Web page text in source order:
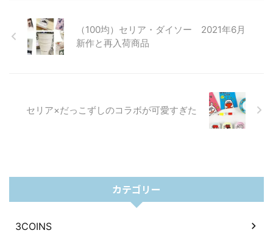
（100均）セリア・ダイソー 2021年6月
新作と再入荷商品
セリア×だっこずしのコラボが可愛すぎた
カテゴリー
3COINS